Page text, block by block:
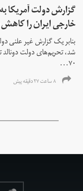
خارجی ایران را
بنابر یک گزارش غیر علنی
۷۰...
۸ ساعت ۲۷ دقیقه پیش